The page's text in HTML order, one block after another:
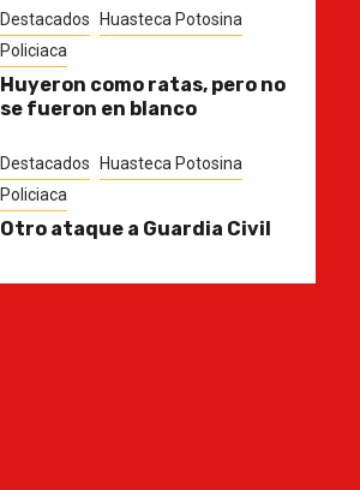
Destacados
Huasteca Potosina
Policiaca
Huyeron como ratas, pero no
se fueron en blanco
Destacados
Huasteca Potosina
Policiaca
Otro ataque a Guardia Civil